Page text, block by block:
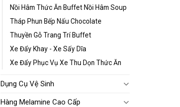
Nồi Hâm Thức Ăn Buffet Nồi Hâm Soup
Tháp Phun Bếp Nấu Chocolate
Thuyền Gỗ Trang Trí Buffet
Xe Đẩy Khay - Xe Sấy Dĩa
Xe Đẩy Phục Vụ Xe Thu Dọn Thức Ăn
Dụng Cụ Vệ Sinh
Hàng Melamine Cao Cấp